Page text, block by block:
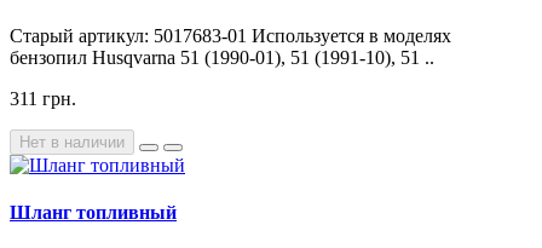
Старый артикул: 5017683-01 Используется в моделях
бензопил Husqvarna 51 (1990-01), 51 (1991-10), 51 ..
311 грн.
Нет в наличии
Шланг топливный